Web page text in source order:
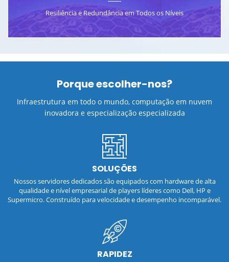
Resiliência e Redundância em Todos os Níveis
Porque escolher-nos?
Infraestrutura em todo o mundo, computação em nuvem
inovadora e especialização especializada
SOLUÇÕES
Nossos servidores dedicados são equipados com hardware de alta
qualidade e nível empresarial de players líderes como Dell, HP e
Supermicro. Construído para velocidade e desempenho incomparável.
RAPIDEZ